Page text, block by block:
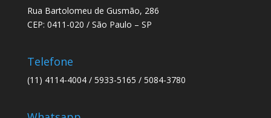
Rua Bartolomeu de Gusmão, 286
CEP: 0411-020 / São Paulo – SP
Telefone
(11) 4114-4004 / 5933-5165 / 5084-3780